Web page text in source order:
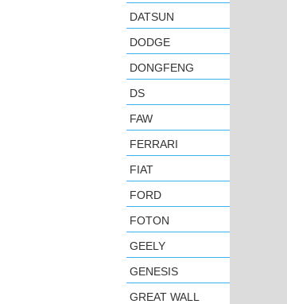
DATSUN
DODGE
DONGFENG
DS
FAW
FERRARI
FIAT
FORD
FOTON
GEELY
GENESIS
GREAT WALL